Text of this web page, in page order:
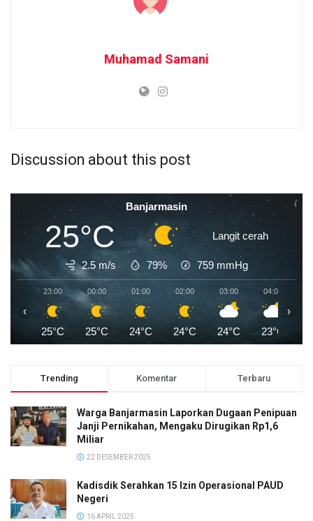
Muhamad Samani
Discussion about this post
Banjarmasin
25°C Langit cerah
2.5 m/s 79% 759 mmHg
23:00
25°C
00:00
25°C
01:00
24°C
02:00
24°C
03:00
24°C
04:00
23°C
‹ ›
Trending Komentar Terbaru
Warga Banjarmasin Laporkan Dugaan Penipuan
Janji Pernikahan, Mengaku Dirugikan Rp1,6
Miliar
22 DESEMBER 2025
Kadisdik Serahkan 15 Izin Operasional PAUD
Negeri
16 APRIL 2025